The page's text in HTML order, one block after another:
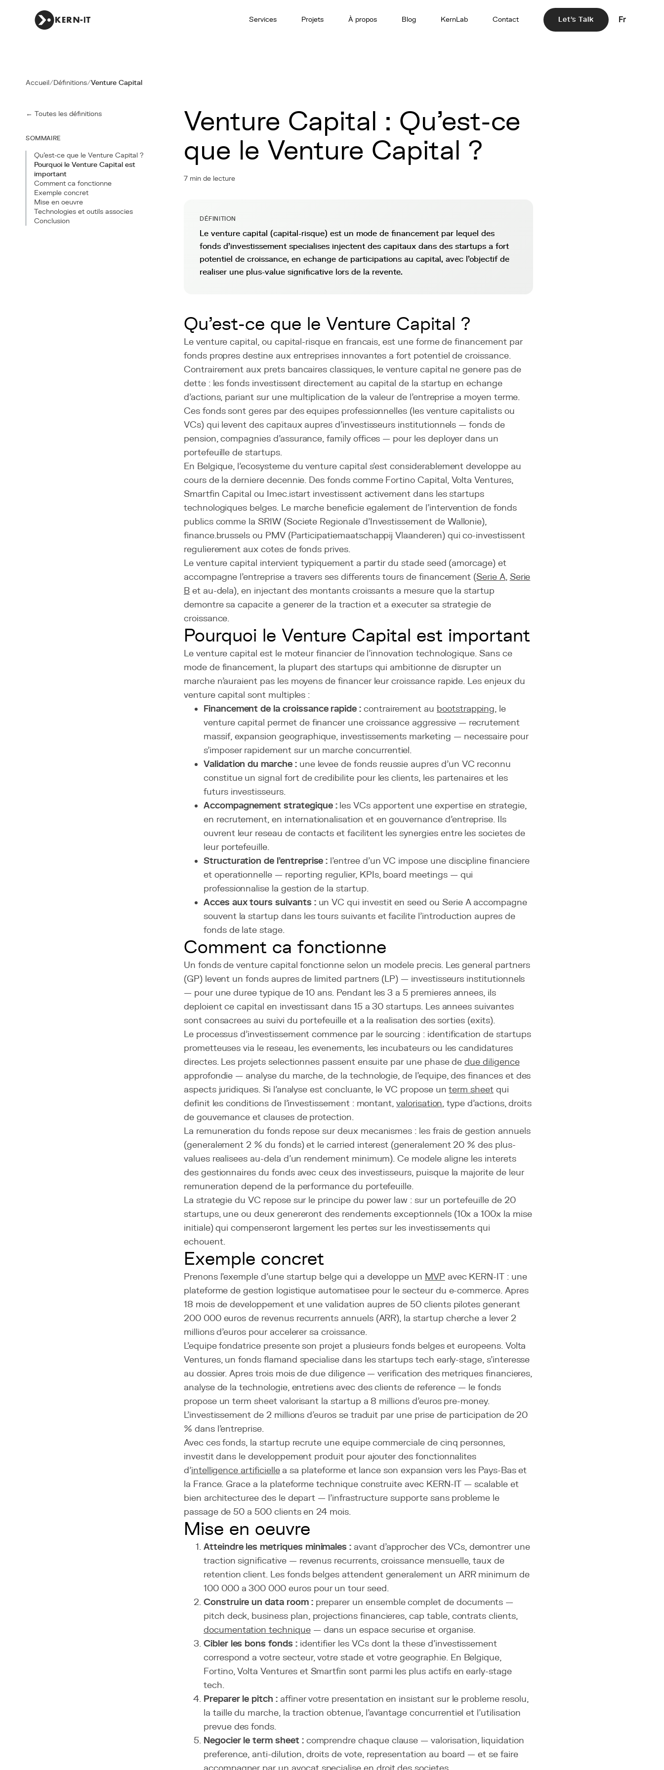
Services Projets À propos Blog KernLab Contact Let's Talk Fr
Accueil/Définitions/Venture Capital
← Toutes les définitions
SOMMAIRE
Qu'est-ce que le Venture Capital ?
Pourquoi le Venture Capital est
important
Comment ca fonctionne
Exemple concret
Mise en oeuvre
Technologies et outils associes
Conclusion
Venture Capital : Qu'est-ce
que le Venture Capital ?
7 min de lecture
DÉFINITION
Le venture capital (capital-risque) est un mode de financement par lequel des
fonds d'investissement specialises injectent des capitaux dans des startups a fort
potentiel de croissance, en echange de participations au capital, avec l'objectif de
realiser une plus-value significative lors de la revente.
Qu'est-ce que le Venture Capital ?
Le venture capital, ou capital-risque en francais, est une forme de financement par
fonds propres destine aux entreprises innovantes a fort potentiel de croissance.
Contrairement aux prets bancaires classiques, le venture capital ne genere pas de
dette : les fonds investissent directement au capital de la startup en echange
d'actions, pariant sur une multiplication de la valeur de l'entreprise a moyen terme.
Ces fonds sont geres par des equipes professionnelles (les venture capitalists ou
VCs) qui levent des capitaux aupres d'investisseurs institutionnels — fonds de
pension, compagnies d'assurance, family offices — pour les deployer dans un
portefeuille de startups.
En Belgique, l'ecosysteme du venture capital s'est considerablement developpe au
cours de la derniere decennie. Des fonds comme Fortino Capital, Volta Ventures,
Smartfin Capital ou Imec.istart investissent activement dans les startups
technologiques belges. Le marche beneficie egalement de l'intervention de fonds
publics comme la SRIW (Societe Regionale d'Investissement de Wallonie),
finance.brussels ou PMV (Participatiemaatschappij Vlaanderen) qui co-investissent
regulierement aux cotes de fonds prives.
Le venture capital intervient typiquement a partir du stade seed (amorcage) et
accompagne l'entreprise a travers ses differents tours de financement (Serie A, Serie
Bet au-dela), en injectant des montants croissants a mesure que la startup
demontre sa capacite a generer de la traction et a executer sa strategie de
croissance.
Pourquoi le Venture Capital est important
Le venture capital est le moteur financier de l'innovation technologique. Sans ce
mode de financement, la plupart des startups qui ambitionne de disrupter un
marche n'auraient pas les moyens de financer leur croissance rapide. Les enjeux du
venture capital sont multiples :
Financement de la croissance rapide :contrairement au bootstrapping, le
venture capital permet de financer une croissance aggressive — recrutement
massif, expansion geographique, investissements marketing — necessaire pour
s'imposer rapidement sur un marche concurrentiel.
Validation du marche :une levee de fonds reussie aupres d'un VC reconnu
constitue un signal fort de credibilite pour les clients, les partenaires et les
futurs investisseurs.
Accompagnement strategique :les VCs apportent une expertise en strategie,
en recrutement, en internationalisation et en gouvernance d'entreprise. Ils
ouvrent leur reseau de contacts et facilitent les synergies entre les societes de
leur portefeuille.
Structuration de l'entreprise : l'entree d'un VC impose une discipline financiere
et operationnelle — reporting regulier, KPIs, board meetings — qui
professionnalise la gestion de la startup.
Acces aux tours suivants :un VC qui investit en seed ou Serie A accompagne
souvent la startup dans les tours suivants et facilite l'introduction aupres de
fonds de late stage.
Comment ca fonctionne
Un fonds de venture capital fonctionne selon un modele precis. Les general partners
(GP) levent un fonds aupres de limited partners (LP) — investisseurs institutionnels
— pour une duree typique de 10 ans. Pendant les 3 a 5 premieres annees, ils
deploient ce capital en investissant dans 15 a 30 startups. Les annees suivantes
sont consacrees au suivi du portefeuille et a la realisation des sorties (exits).
Le processus d'investissement commence par le sourcing : identification de startups
prometteuses via le reseau, les evenements, les incubateurs ou les candidatures
directes. Les projets selectionnes passent ensuite par une phase dedue diligence
approfondie — analyse du marche, de la technologie, de l'equipe, des finances et des
aspects juridiques. Si l'analyse est concluante, le VC propose unterm sheetqui
definit les conditions de l'investissement : montant,valorisation, type d'actions, droits
de gouvernance et clauses de protection.
La remuneration du fonds repose sur deux mecanismes : les frais de gestion annuels
(generalement 2 % du fonds) et le carried interest (generalement 20 % des plus-
values realisees au-dela d'un rendement minimum). Ce modele aligne les interets
des gestionnaires du fonds avec ceux des investisseurs, puisque la majorite de leur
remuneration depend de la performance du portefeuille.
La strategie du VC repose sur le principe du power law : sur un portefeuille de 20
startups, une ou deux genereront des rendements exceptionnels (10x a 100x la mise
initiale) qui compenseront largement les pertes sur les investissements qui
echouent.
Exemple concret
Prenons l'exemple d'une startup belge qui a developpe un MVP avec KERN-IT : une
plateforme de gestion logistique automatisee pour le secteur du e-commerce. Apres
18 mois de developpement et une validation aupres de 50 clients pilotes generant
200 000 euros de revenus recurrents annuels (ARR), la startup cherche a lever 2
millions d'euros pour accelerer sa croissance.
L'equipe fondatrice presente son projet a plusieurs fonds belges et europeens. Volta
Ventures, un fonds flamand specialise dans les startups tech early-stage, s'interesse
au dossier. Apres trois mois de due diligence — verification des metriques financieres,
analyse de la technologie, entretiens avec des clients de reference — le fonds
propose un term sheet valorisant la startup a 8 millions d'euros pre-money.
L'investissement de 2 millions d'euros se traduit par une prise de participation de 20
% dans l'entreprise.
Avec ces fonds, la startup recrute une equipe commerciale de cinq personnes,
investit dans le developpement produit pour ajouter des fonctionnalites
d'intelligence artificiellea sa plateforme et lance son expansion vers les Pays-Bas et
la France. Grace a la plateforme technique construite avec KERN-IT — scalable et
bien architecturee des le depart — l'infrastructure supporte sans probleme le
passage de 50 a 500 clients en 24 mois.
Mise en oeuvre
Atteindre les metriques minimales : avant d'approcher des VCs, demontrer une
traction significative — revenus recurrents, croissance mensuelle, taux de
retention client. Les fonds belges attendent generalement un ARR minimum de
100 000 a 300 000 euros pour un tour seed.
Construire un data room :preparer un ensemble complet de documents —
pitch deck, business plan, projections financieres, cap table, contrats clients,
documentation technique— dans un espace securise et organise.
Cibler les bons fonds :identifier les VCs dont la these d'investissement
correspond a votre secteur, votre stade et votre geographie. En Belgique,
Fortino, Volta Ventures et Smartfin sont parmi les plus actifs en early-stage
tech.
Preparer le pitch :affiner votre presentation en insistant sur le probleme resolu,
la taille du marche, la traction obtenue, l'avantage concurrentiel et l'utilisation
prevue des fonds.
Negocier le term sheet :comprendre chaque clause — valorisation, liquidation
preference, anti-dilution, droits de vote, representation au board — et se faire